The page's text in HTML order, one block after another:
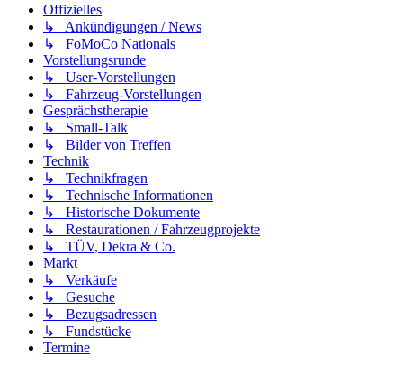
Offizielles
↳ Ankündigungen / News
↳ FoMoCo Nationals
Vorstellungsrunde
↳ User-Vorstellungen
↳ Fahrzeug-Vorstellungen
Gesprächstherapie
↳ Small-Talk
↳ Bilder von Treffen
Technik
↳ Technikfragen
↳ Technische Informationen
↳ Historische Dokumente
↳ Restaurationen / Fahrzeugprojekte
↳ TÜV, Dekra & Co.
Markt
↳ Verkäufe
↳ Gesuche
↳ Bezugsadressen
↳ Fundstücke
Termine